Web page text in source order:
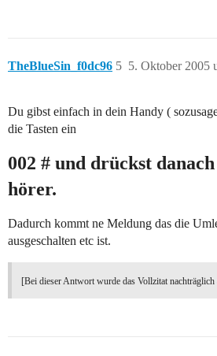
TheBlueSin_f0dc96 5. Oktober 2005
5
Du gibst einfach in dein Handy (
die Tasten ein
002 # und drückst
hörer.
Dadurch kommt ne Meldung das die
ausgeschalten etc ist.
[Bei dieser Antwort wurde das Vollzitat nachträglich